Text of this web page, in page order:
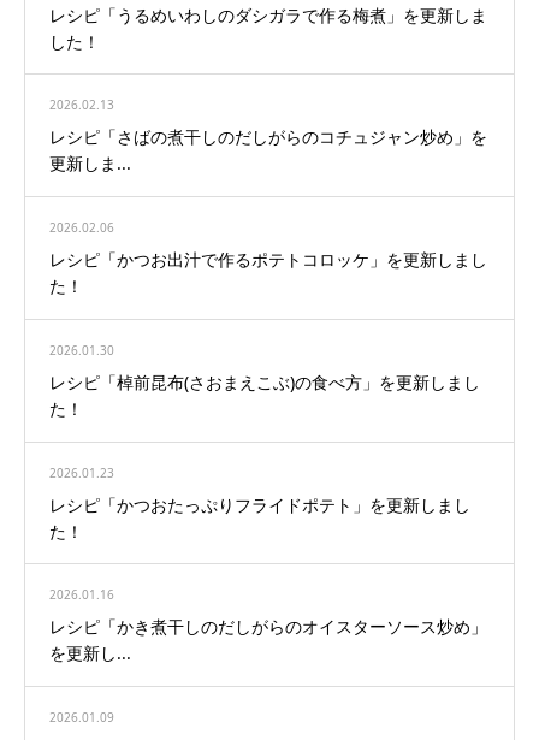
レシピ「うるめいわしのダシガラで作る梅煮」を更新しま
した！
2026.02.13
レシピ「さばの煮干しのだしがらのコチュジャン炒め」を
更新しま...
2026.02.06
レシピ「かつお出汁で作るポテトコロッケ」を更新しまし
た！
2026.01.30
レシピ「棹前昆布(さおまえこぶ)の食べ方」を更新しまし
た！
2026.01.23
レシピ「かつおたっぷりフライドポテト」を更新しまし
た！
2026.01.16
レシピ「かき煮干しのだしがらのオイスターソース炒め」
を更新し...
2026.01.09